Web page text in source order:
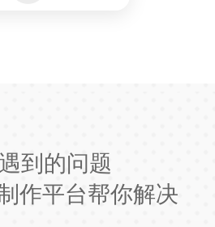
到的问题
作平台帮你解决